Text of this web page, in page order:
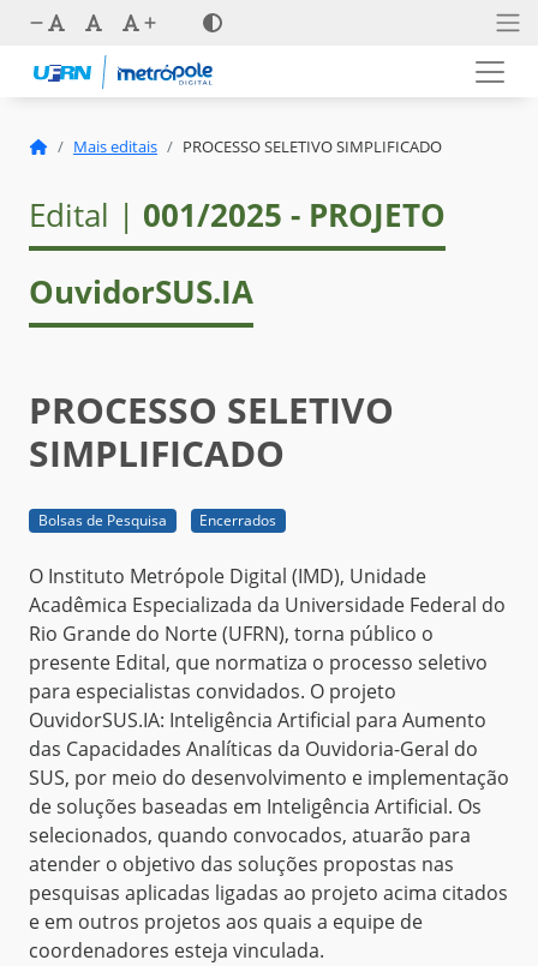
Mais editais PROCESSO SELETIVO SIMPLIFICADO
Edital | 001/2025 - PROJETO
OuvidorSUS.IA
PROCESSO SELETIVO
SIMPLIFICADO
Bolsas de Pesquisa Encerrados
O Instituto Metrópole Digital (IMD), Unidade
Acadêmica Especializada da Universidade Federal do
Rio Grande do Norte (UFRN), torna público o
presente Edital, que normatiza o processo seletivo
para especialistas convidados. O projeto
OuvidorSUS.IA: Inteligência Artificial para Aumento
das Capacidades Analíticas da Ouvidoria-Geral do
SUS, por meio do desenvolvimento e implementação
de soluções baseadas em Inteligência Artificial. Os
selecionados, quando convocados, atuarão para
atender o objetivo das soluções propostas nas
pesquisas aplicadas ligadas ao projeto acima citados
e em outros projetos aos quais a equipe de
coordenadores esteja vinculada.